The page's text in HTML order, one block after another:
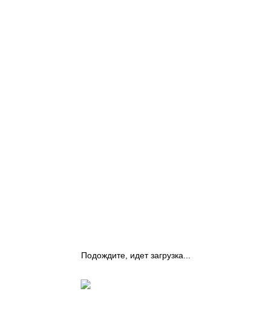
Подождите, идет загрузка...